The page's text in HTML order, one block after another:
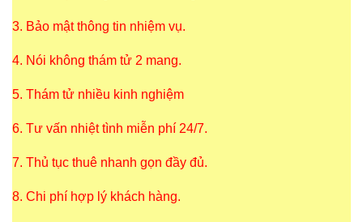
3. Bảo mật thông tin nhiệm vụ.
4. Nói không thám tử 2 mang.
5. Thám tử nhiều kinh nghiệm
6. Tư vấn nhiệt tình miễn phí 24/7.
7. Thủ tục thuê nhanh gọn đầy đủ.
8. Chi phí hợp lý khách hàng.